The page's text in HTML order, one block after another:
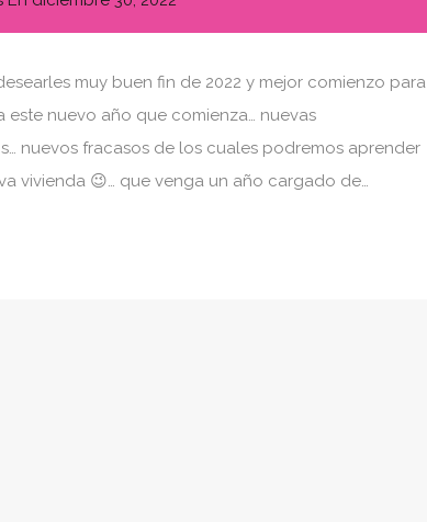
muy buen fin de 2022 y mejor comienzo para
este nuevo año que comienza… nuevas
nuevos fracasos de los cuales podremos aprender
vivienda 😉… que venga un año cargado de…